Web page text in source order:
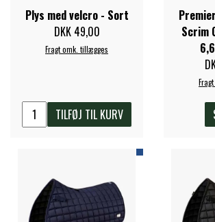
RACING TACK
STUD MUFFIN
TIMER GPS
Plys med velcro - Sort
DKK 49,00
Fragt omk. tillægges
TILFØJ TIL KURV
Scrim